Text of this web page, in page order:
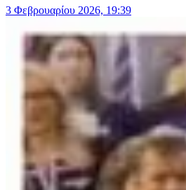
3 Φεβρουαρίου 2026, 19:39